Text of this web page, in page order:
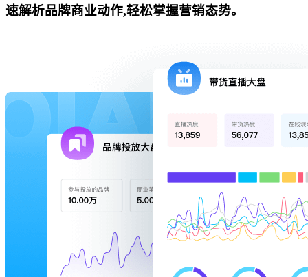
速解析品牌商业动作,轻松掌握营销态势。